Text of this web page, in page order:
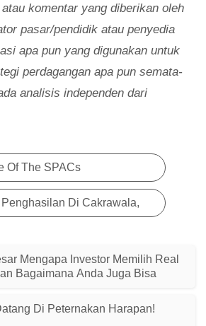
komentar yang diberikan oleh
pasar/pendidik atau penyedia
apa pun yang digunakan untuk
perdagangan apa pun semata-
analisis independen dari
Of The SPACs
Di Cakrawala,
Mengapa Investor Memilih Real
Bagaimana Anda Juga Bisa
Di Peternakan Harapan!